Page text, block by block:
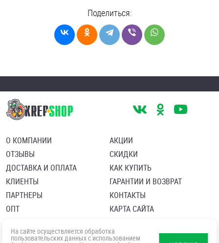
Поделиться:
О КОМПАНИИ
ОТЗЫВЫ
ДОСТАВКА И ОПЛАТА
КЛИЕНТЫ
ПАРТНЕРЫ
ОПТ
АКЦИИ
СКИДКИ
КАК КУПИТЬ
ГАРАНТИИ И ВОЗВРАТ
КОНТАКТЫ
КАРТА САЙТА
Политика в отношении обработки персональных данных
Согласие посетителя сайта на обработку персональных данны
На сайте осуществляется обработка
пользовательских данных с использованием